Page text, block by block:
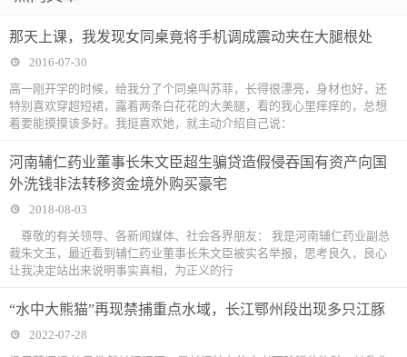
那天上课，我发现女同桌竟将手机调成震动夹在大腿根处
2016-07-30
高一刚开学的时候，给我分了个同桌叫苏菲，长得很漂亮，身材也好，还
特别喜欢穿超短裙，露着两条白花花的大美腿，看的我心里痒痒的，总想
着要能摸摸该多好。我挺喜欢她，就主动介绍自己说：
河南辅仁药业董事长朱文臣超生骗贷造假侵吞国有资产向国
外洗钱非法转移资金境外购买豪宅
2018-08-03
尊敬的有关领导、各新闻媒体、社会各界朋友： 我是河南辅仁药业副总
裁朱文玉，最近看到辅仁药业董事长朱文臣被实名举报，思考良久，良心
让我决定站出来说明事实真相，为正义的行
“水中大熊猫”再现禁捕重点水域，长江鄂州段出现多只江豚
2022-07-28